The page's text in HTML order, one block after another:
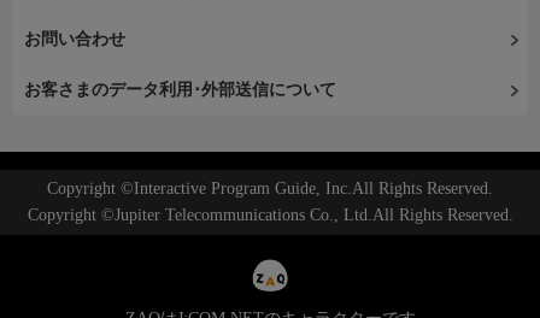
お問い合わせ
お客さまのデータ利用･外部送信について
Copyright ©Interactive Program Guide, Inc.All Rights Reserved.
Copyright ©Jupiter Telecommunications Co., Ltd.All Rights Reserved.